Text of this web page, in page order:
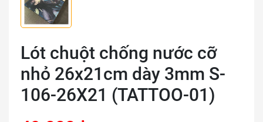
Lót chuột chống nước cỡ
nhỏ 26x21cm dày 3mm S-
106-26X21 (TATTOO-01)